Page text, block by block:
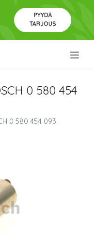
PYYDÄ
TARJOUS
0 580 454
0 580 454 093